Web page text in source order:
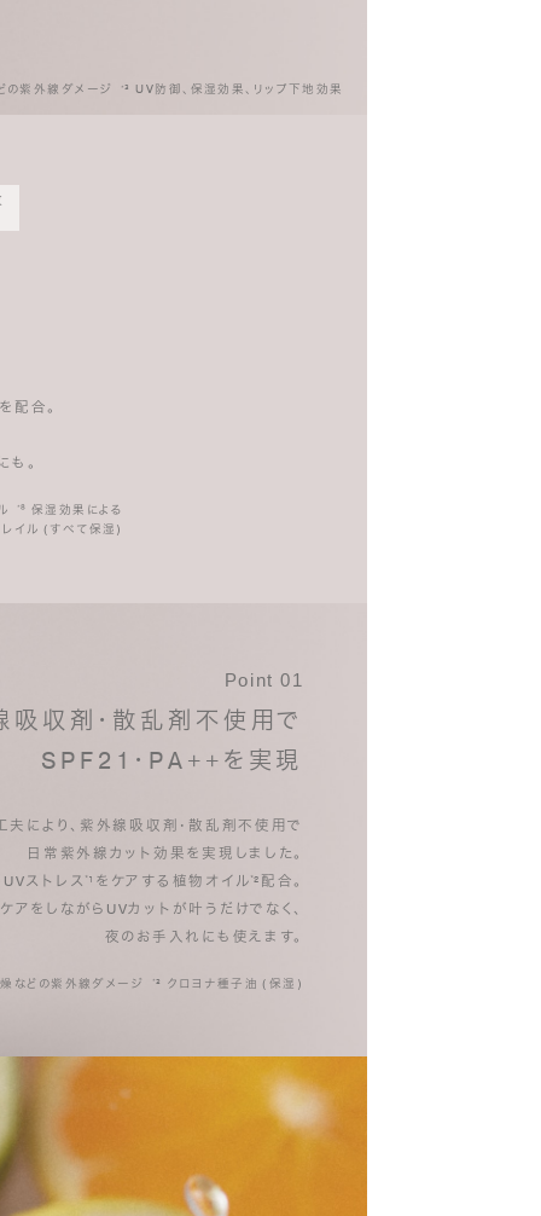
の紫外線ダメージ *³ UV防御、保湿効果、リップ下地効果
配合。
も。
*⁸ 保湿効果による
イル (すべて保湿)
Point 01
吸収剤・散乱剤不使用で
SPF21・PA++を実現
夫により、紫外線吸収剤・散乱剤不使用で
日常紫外線カット効果を実現しました。
UVストレス * ¹をケアする植物オイル *²配合。
アをしながらUVカットが叶うだけでなく、
夜のお手入れにも使えます。
などの紫外線ダメージ *² クロヨナ種子油 (保湿)